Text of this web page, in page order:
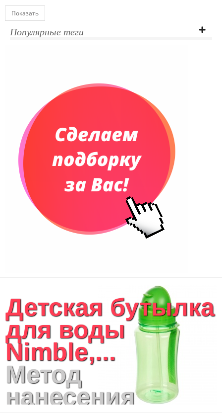
Показать
Популярные теги
Детская бутылка
для воды
Nimble,...
Метод
нанесения